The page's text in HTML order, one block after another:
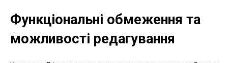
Функціональні обмеження та
можливості редагування